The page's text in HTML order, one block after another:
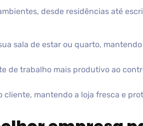
desde residências até
sala de estar ou quarto,
de trabalho mais produtivo ao
cliente, mantendo a loja fresca e